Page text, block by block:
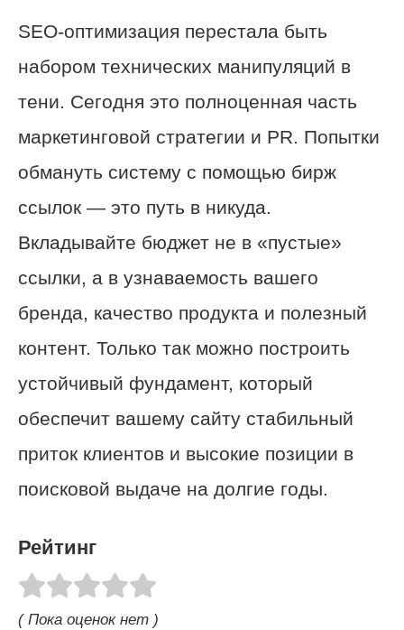
SEO-оптимизация перестала быть
набором технических манипуляций в
тени. Сегодня это полноценная часть
маркетинговой стратегии и PR. Попытки
обмануть систему с помощью бирж
ссылок — это путь в никуда.
Вкладывайте бюджет не в «пустые»
ссылки, а в узнаваемость вашего
бренда, качество продукта и полезный
контент. Только так можно построить
устойчивый фундамент, который
обеспечит вашему сайту стабильный
приток клиентов и высокие позиции в
поисковой выдаче на долгие годы.
Рейтинг
( Пока оценок нет )